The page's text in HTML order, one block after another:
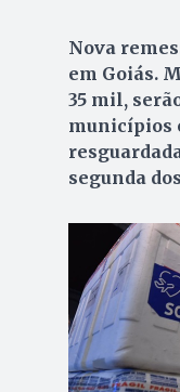
Nova
em Goiás.
35 mil,
municípios
segunda